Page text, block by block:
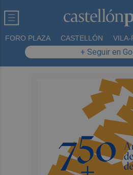
FORO PLAZA CASTELLÓN VILA-
+ Seguir en